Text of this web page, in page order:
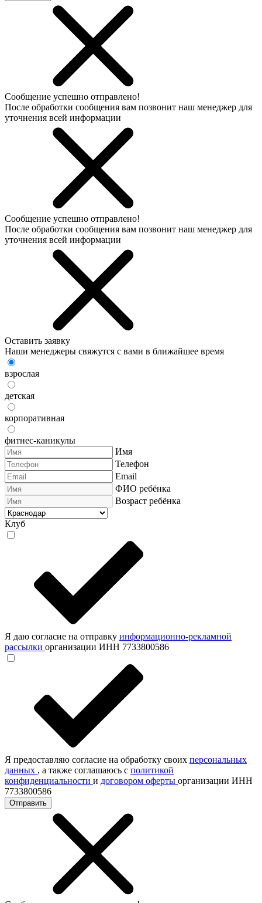
Сообщение успешно отправлено!
После обработки сообщения вам позвонит наш менеджер для
уточнения всей информации
Сообщение успешно отправлено!
После обработки сообщения вам позвонит наш менеджер для
уточнения всей информации
Оставить заявку
Наши менеджеры свяжутся с вами в ближайшее время
взрослая
детская
корпоративная
фитнес-каникулы
Имя
Телефон
Email
ФИО ребёнка
Возраст ребёнка
Клуб
Я даю согласие на отправку информационно-рекламной
рассылки организации ИНН 7733800586
Я предоставляю согласие на обработку своих персональных
данных , а также соглашаюсь с политикой
конфиденциальности и договором оферты организации ИНН
7733800586
Отправить